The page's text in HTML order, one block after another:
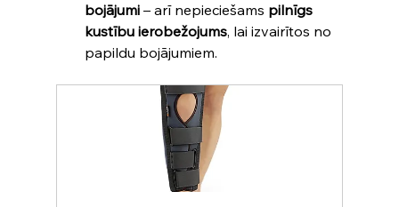
bojājumi – arī nepieciešams pilnīgs
kustību ierobežojums, lai izvairītos no
papildu bojājumiem.